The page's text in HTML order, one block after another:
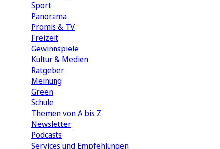
Sport
Panorama
Promis & TV
Freizeit
Gewinnspiele
Kultur & Medien
Ratgeber
Meinung
Green
Schule
Themen von A bis Z
Newsletter
Podcasts
Services und Empfehlungen